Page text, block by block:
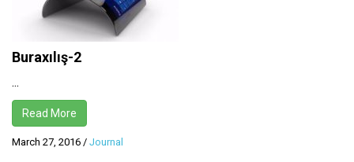
Buraxılış-2
...
Read More
March 27, 2016 / Journal